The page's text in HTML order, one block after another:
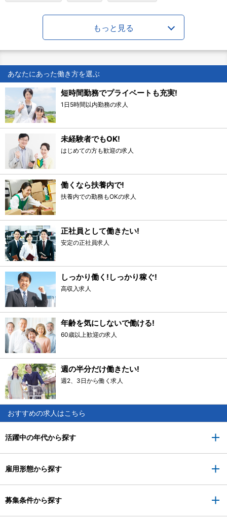
もっと見る
あなたにあった働き方を選ぶ
短時間勤務でプライベートも充実!
1日5時間以内勤務の求人
未経験者でもOK!
はじめての方も歓迎の求人
働くなら扶養内で!
扶養内での勤務もOKの求人
正社員として働きたい!
安定の正社員求人
しっかり働く!しっかり稼ぐ!
高収入求人
年齢を気にしないで働ける!
60歳以上歓迎の求人
週の半分だけ働きたい!
週2、3日から働く求人
おすすめの求人はこちら
活躍中の年代から探す
雇用形態から探す
募集条件から探す